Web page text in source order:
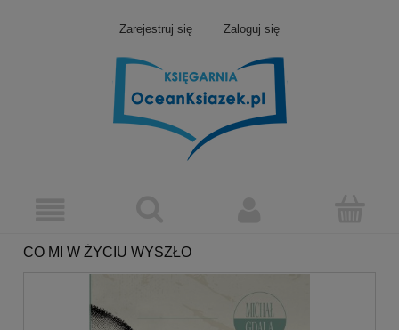
Zarejestruj się Zaloguj się
CO MI W ŻYCIU WYSZŁO